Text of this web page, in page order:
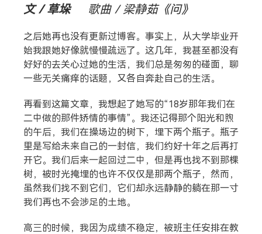
文 / 草垛 歌曲 / 梁静茹《问》
之后她再也没有更新过博客。事实上，从大学毕业开
始我跟她好像就慢慢疏远了。这几年，我甚至都没有
好好的去关心过她的生活，我们总是匆匆的碰面，聊
一些无关痛痒的话题，又各自奔赴自己的生活。
再看到这篇文章，我想起了她写的“18岁那年我们在
二中做的那件矫情的事情”。我还记得那个阳光和煦
的午后，我们在操场边的树下，埋下两个瓶子。瓶子
里是写给未来自己的一封信，我们约好十年之后再打
开它。我们后来一起回过二中，但是再也找不到那棵
树，被时光掩埋的也许不仅仅是那两个瓶子，然而，
虽然我们找不到它们，它们却永远静静的躺在那一寸
我们再也不会涉足的土地。
高三的时候，我因为成绩不稳定，被班主任安排在教